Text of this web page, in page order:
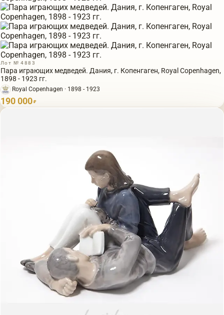
Лот № 4883
Пара играющих медведей. Дания, г. Копенгаген, Royal Copenhagen,
1898 - 1923 гг.
Royal Copenhagen · 1898 - 1923
190 000 ₽